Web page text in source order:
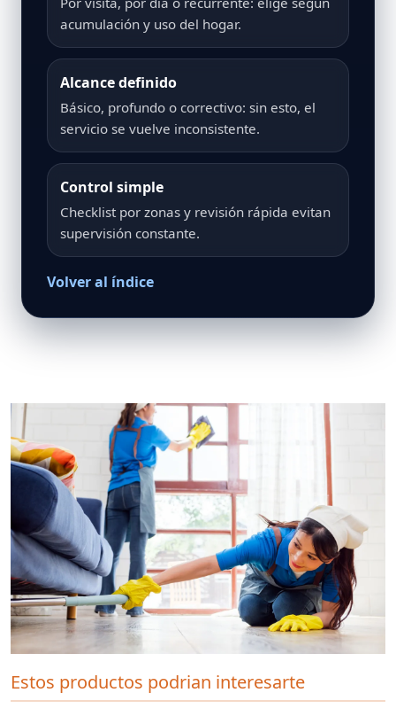
acumulación y uso del hogar.
Alcance definido
Básico, profundo o correctivo: sin esto, el
servicio se vuelve inconsistente.
Control simple
Checklist por zonas y revisión rápida evitan
supervisión constante.
Volver al índice
Estos productos podrian interesarte